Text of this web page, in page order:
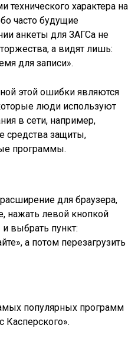
технического характера на
часто будущие
анкеты для ЗАГСа не
а видят лишь:
для записи».
этой ошибки являются
люди используют
в сети, например,
средства защиты,
программы.
для браузера,
нажать левой кнопкой
выбрать пункт:
а потом перезагрузить
популярных программ
Касперского».